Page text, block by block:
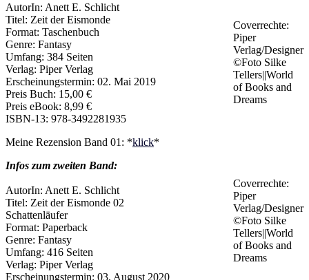
Coverrechte:
Piper
Verlag/Designer
©Foto Silke
Tellers||World
of Books and
Dreams
AutorIn: Anett E. Schlicht
Titel: Zeit der Eismonde
Format: Taschenbuch
Genre: Fantasy
Umfang: 384 Seiten
Verlag: Piper Verlag
Erscheinungstermin: 02. Mai 2019
Preis Buch: 15,00 €
Preis eBook: 8,99 €
ISBN-13: 978-3492281935
Meine Rezension Band 01: *klick*
Coverrechte:
Piper
Verlag/Designer
©Foto Silke
Tellers||World
of Books and
Dreams
Infos zum zweiten Band:
AutorIn: Anett E. Schlicht
Titel: Zeit der Eismonde 02
Schattenläufer
Format: Paperback
Genre: Fantasy
Umfang: 416 Seiten
Verlag: Piper Verlag
Erscheinungstermin: 03. August 2020